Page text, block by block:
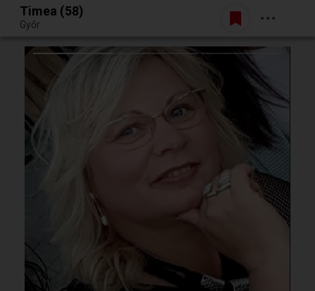
Egy jó randiból bármi lehet.
Belépés
Timea (58)
Győr